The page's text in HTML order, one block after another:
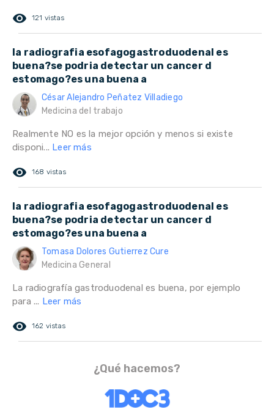
remove_red_eye 121 vistas
la radiografia esofagogastroduodenal es
buena?se podria detectar un cancer d
estomago?es una buena a
César Alejandro Peñatez Villadiego
Medicina del trabajo
Realmente NO es la mejor opción y menos si existe
disponi... Leer más
remove_red_eye 168 vistas
la radiografia esofagogastroduodenal es
buena?se podria detectar un cancer d
estomago?es una buena a
Tomasa Dolores Gutierrez Cure
Medicina General
La radiografía gastroduodenal es buena, por ejemplo
para ... Leer más
remove_red_eye 162 vistas
¿Qué hacemos?